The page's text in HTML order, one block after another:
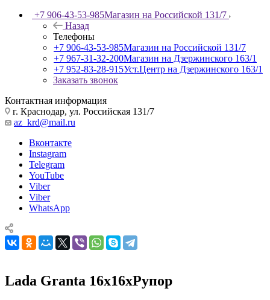
+7 906-43-53-985Магазин на Российской 131/7
Назад
Телефоны
+7 906-43-53-985Магазин на Российской 131/7
+7 967-31-32-200Магазин на Дзержинского 163/1
+7 952-83-28-915Уст.Центр на Дзержинского 163/1
Заказать звонок
Контактная информация
г. Краснодар, ул. Российская 131/7
az_krd@mail.ru
Вконтакте
Instagram
Telegram
YouTube
Viber
Viber
WhatsApp
Lada Granta 16x16xРупор